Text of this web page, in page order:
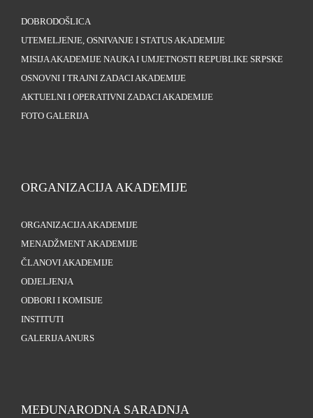
DOBRODOŠLICA
UTEMELJENJE, OSNIVANJE I STATUS AKADEMIJE
MISIJA AKADEMIJE NAUKA I UMJETNOSTI REPUBLIKE SRPSKE
OSNOVNI I TRAJNI ZADACI AKADEMIJE
AKTUELNI I OPERATIVNI ZADACI AKADEMIJE
FOTO GALERIJA
ORGANIZACIJA AKADEMIJE
ORGANIZACIJA AKADEMIJE
MENADŽMENT AKADEMIJE
ČLANOVI AKADEMIJE
ODJELJENJA
ODBORI I KOMISIJE
INSTITUTI
GALERIJA ANURS
MEĐUNARODNA SARADNJA